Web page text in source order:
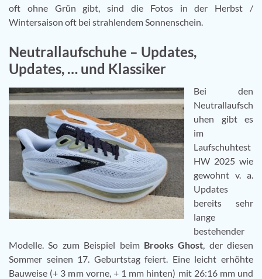
oft ohne Grün gibt, sind die Fotos in der Herbst /
Wintersaison oft bei strahlendem Sonnenschein.
Neutrallaufschuhe – Updates,
Updates, … und Klassiker
Bei den
Neutrallaufsch
uhen gibt es
im
Laufschuhtest
HW 2025 wie
gewohnt v. a.
Updates
bereits sehr
lange
bestehender
Modelle. So zum Beispiel beimBrooks Ghost, der diesen
Sommer seinen 17. Geburtstag feiert. Eine leicht erhöhte
Bauweise (+ 3 mm vorne, + 1 mm hinten) mit 26:16 mm und